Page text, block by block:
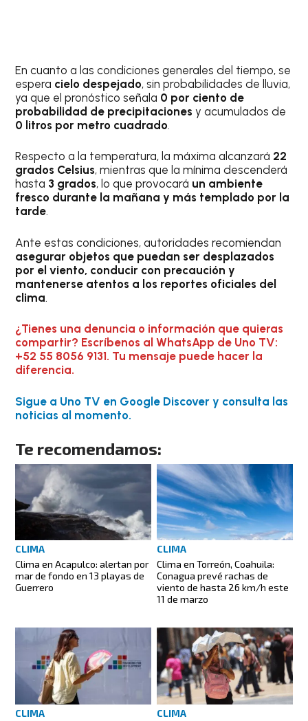
En cuanto a las condiciones generales del tiempo, se
espera cielo despejado, sin probabilidades de lluvia,
ya que el pronóstico señala 0 por ciento de
probabilidad de precipitaciones y acumulados de
0 litros por metro cuadrado.
Respecto a la temperatura, la máxima alcanzará 22
grados Celsius, mientras que la mínima descenderá
hasta 3 grados, lo que provocará un ambiente
fresco durante la mañana y más templado por la
tarde.
Ante estas condiciones, autoridades recomiendan
asegurar objetos que puedan ser desplazados
por el viento, conducir con precaución y
mantenerse atentos a los reportes oficiales del
clima.
¿Tienes una denuncia o información que quieras
compartir? Escríbenos al WhatsApp de Uno TV:
+52 55 8056 9131. Tu mensaje puede hacer la
diferencia.
Sigue a Uno TV en Google Discover y consulta las
noticias al momento.
Te recomendamos:
CLIMA
Clima en Acapulco: alertan por
mar de fondo en 13 playas de
Guerrero
CLIMA
Clima en Torreón, Coahuila:
Conagua prevé rachas de
viento de hasta 26 km/h este
11 de marzo
CLIMA
CLIMA